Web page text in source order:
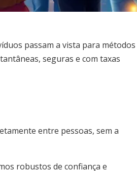
passam a vista para métodos
seguras e com taxas
entre pessoas, sem a
robustos de confiança e